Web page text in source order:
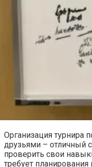
Организация турнира
друзьями – отличный
проверить свои
требует